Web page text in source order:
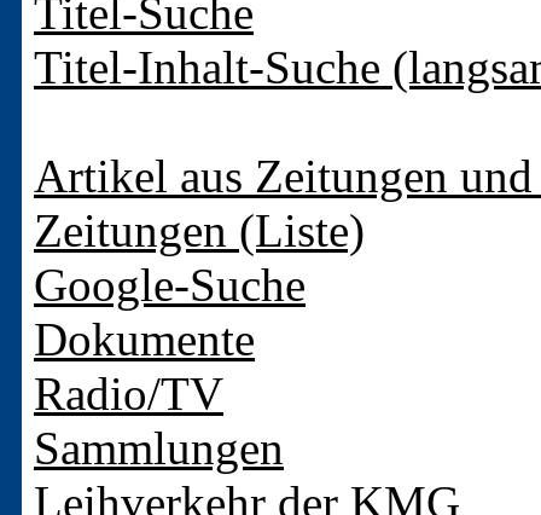
Titel-Suche
Titel-Inhalt-Suche
Artikel aus Zeitungen
Zeitungen (Liste)
Google-Suche
Dokumente
Radio/TV
Sammlungen
Leihverkehr der KMG